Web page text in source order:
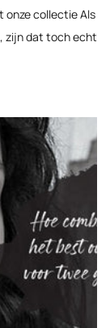
onze collectie Als
zijn dat toch echt